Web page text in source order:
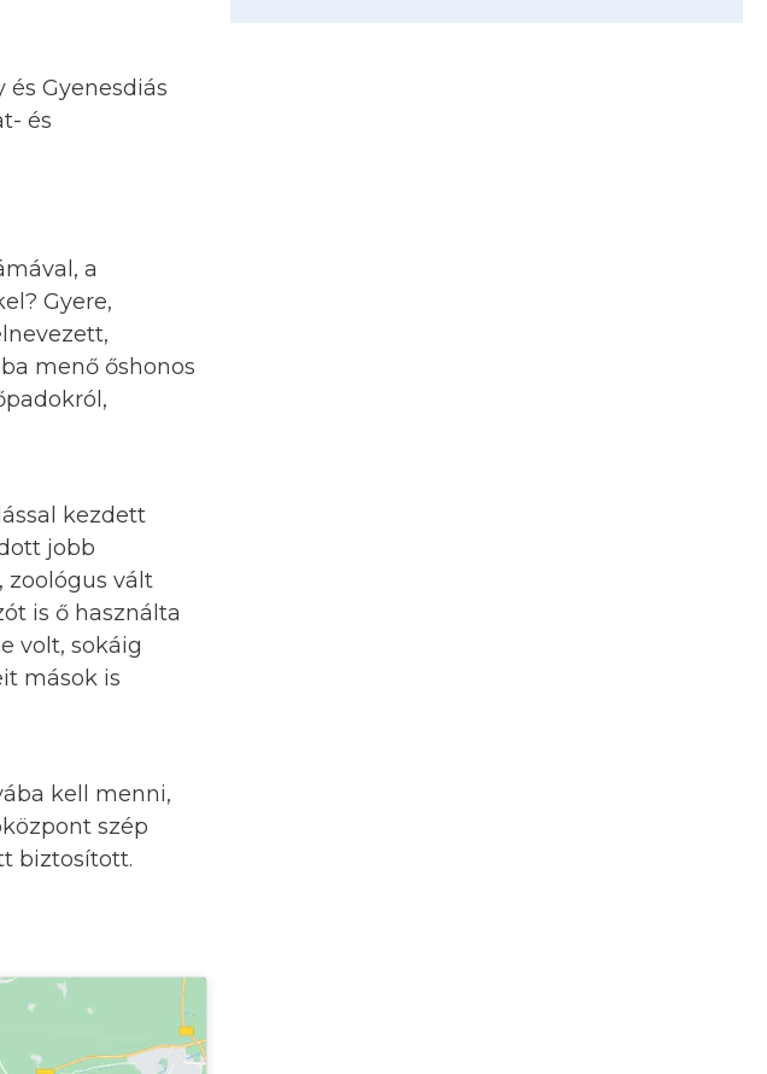
Gyenesdiás
és
a
Gyere,
menő őshonos
kezdett
jobb
zoológus vált
is ő használta
volt, sokáig
mások is
kell menni,
szép
biztosított.